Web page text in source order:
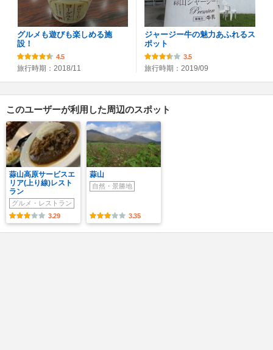
グルメも遊びも楽しめる施
設！
4.5
旅行時期：2018/11
ジャージー牛の魅力あふれるス
ポット
3.5
旅行時期：2019/09
このユーザーが利用した周辺のスポット
蒜山高原サービスエ
リア(上り線)レスト
ラン
グルメ・レストラン
3.29
蒜山
自然・景勝地
3.35